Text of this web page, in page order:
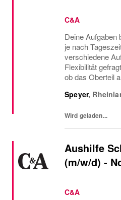
C&A
Deine
je nach
verschiedene
Flexibilität
ob das Oberteil
gut zu der neuen
Speyer,
Wird geladen...
Aushilfe
(m/w/d) -
C&A